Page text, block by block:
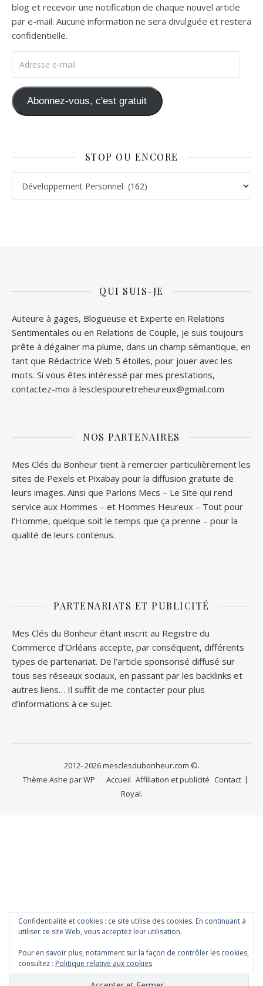
blog et recevoir une notification de chaque nouvel article
par e-mail. Aucune information ne sera divulguée et restera
confidentielle.
Abonnez-vous, c'est gratuit
STOP OU ENCORE
QUI SUIS-JE
Auteure à gages, Blogueuse et Experte en Relations
Sentimentales ou en Relations de Couple, je suis toujours
prête à dégainer ma plume, dans un champ sémantique, en
tant que Rédactrice Web 5 étoiles, pour jouer avec les
mots. Si vous êtes intéressé par mes prestations,
contactez-moi à lesclespouretreheureux@gmail.com
NOS PARTENAIRES
Mes Clés du Bonheur tient à remercier particulièrement les
sites de Pexels et Pixabay pour la diffusion gratuite de
leurs images. Ainsi que Parlons Mecs – Le Site qui rend
service aux Hommes – et Hommes Heureux – Tout pour
l’Homme, quelque soit le temps que ça prenne – pour la
qualité de leurs contenus.
PARTENARIATS ET PUBLICITÉ
Mes Clés du Bonheur étant inscrit au Registre du
Commerce d’Orléans accepte, par conséquent, différents
types de partenariat. De l’article sponsorisé diffusé sur
tous ses réseaux sociaux, en passant par les backlinks et
autres liens… Il suffit de me contacter pour plus
d’informations à ce sujet.
2012- 2026 mesclesdubonheur.com ©.
Accueil Affiliation et publicité Contact
Thème Ashe parWP
Royal.
Confidentialité et cookies : ce site utilise des cookies. En continuant à
utiliser ce site Web, vous acceptez leur utilisation.
Pour en savoir plus, notamment sur la façon de contrôler les cookies,
consultez : Politique relative aux cookies